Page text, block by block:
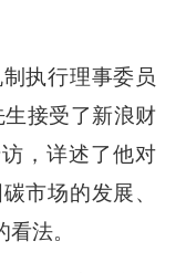
执行理事委员
接受了新浪财
，详述了他对
市场的发展、
法。